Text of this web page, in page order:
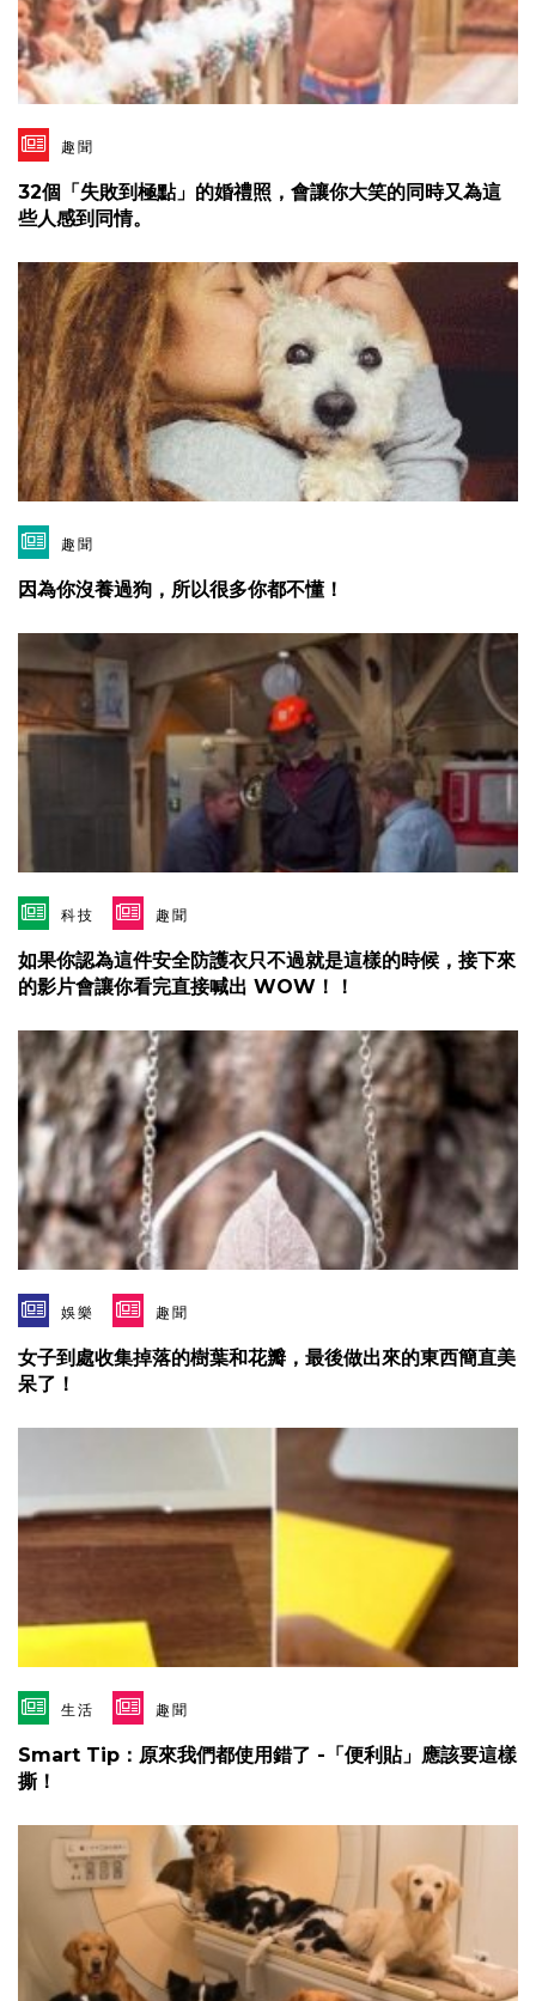
趣聞
32個「失敗到極點」的婚禮照，會讓你大笑的同時又為這
些人感到同情。
趣聞
因為你沒養過狗，所以很多你都不懂！
科技 趣聞
如果你認為這件安全防護衣只不過就是這樣的時候，接下來
的影片會讓你看完直接喊出 WOW！！
娛樂 趣聞
女子到處收集掉落的樹葉和花瓣，最後做出來的東西簡直美
呆了！
生活 趣聞
Smart Tip：原來我們都使用錯了 -「便利貼」應該要這樣
撕！